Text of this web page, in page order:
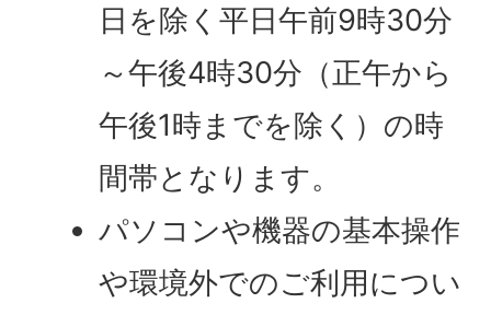
日を除く平日午前9時30分
～午後4時30分（正午から
午後1時までを除く）の時
間帯となります。
パソコンや機器の基本操作
や環境外でのご利用につい